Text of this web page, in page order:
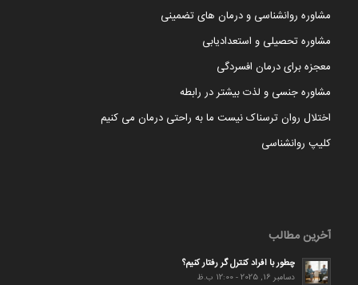
مشاوره روانشناسی و درمان های تضمینی
مشاوره تحصیلی و استعدادیابی
معجزه برای درمان افسردگی
مشاوره جنسی و لذت بیشتر در رابطه
اختلال روان ترسناک نیست ما به راحتی درمان می کنیم
کلیپ روانشناسی
آخرین مطالب
چطور با افراد کنترل گر رفتار کنیم؟
دسامبر 16, 2025 - 12:00 ب.ظ